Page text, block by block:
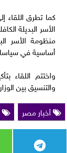
كما تطرق اللقاء
الأسر البديلة
منظومة الأسر
أساسية في سياسات
واختتم اللقاء
والتنسيق بين
أخبار مصر